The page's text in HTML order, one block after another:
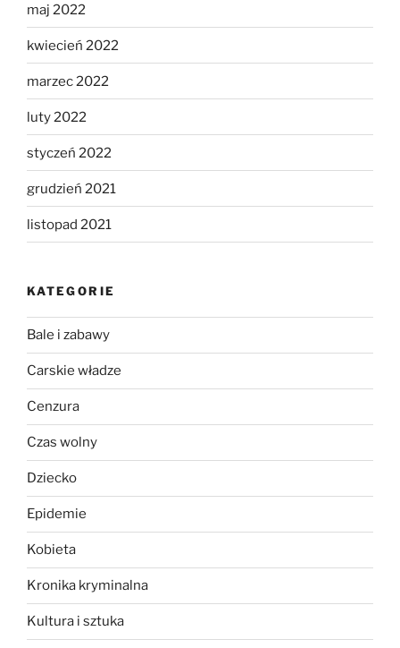
maj 2022
kwiecień 2022
marzec 2022
luty 2022
styczeń 2022
grudzień 2021
listopad 2021
KATEGORIE
Bale i zabawy
Carskie władze
Cenzura
Czas wolny
Dziecko
Epidemie
Kobieta
Kronika kryminalna
Kultura i sztuka